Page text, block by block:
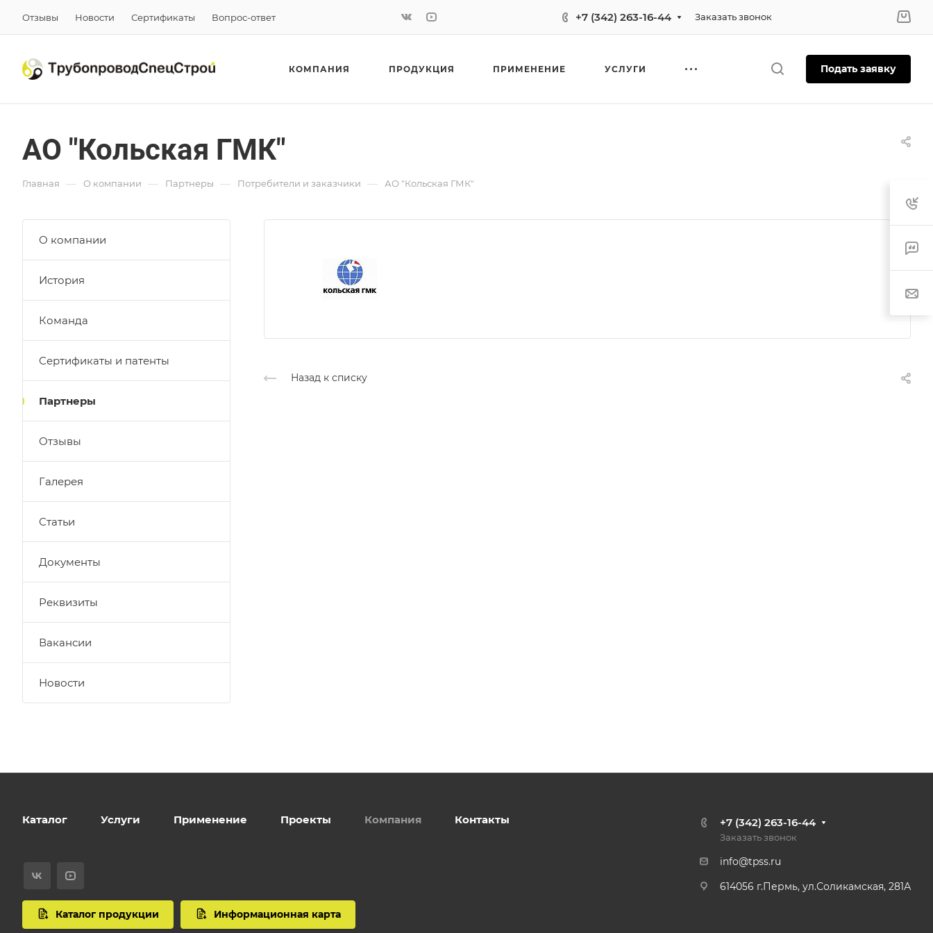
Отзывы Новости Сертификаты Вопрос-ответ +7 (342) 263-16-44 Заказать звонок
КОМПАНИЯ ПРОДУКЦИЯ ПРИМЕНЕНИЕ УСЛУГИ Подать заявку
АО "Кольская ГМК"
Главная — О компании — Партнеры — Потребители и заказчики — АО "Кольская ГМК"
Назад к списку
О компании
История
Команда
Сертификаты и патенты
Партнеры
Отзывы
Галерея
Статьи
Документы
Реквизиты
Вакансии
Новости
Каталог Услуги Применение Проекты Компания Контакты
Каталог продукции Информационная карта
+7 (342) 263-16-44
Заказать звонок
info@tpss.ru
614056 г.Пермь, ул.Соликамская, 281А